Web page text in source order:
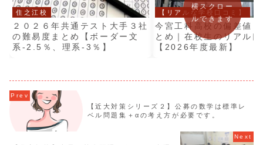
住之江校
２０２６年共通テスト大手３社
の難易度まとめ【ボーダー文
系-2.5％、理系-3％】
【リアルな学校口コミ】
今宮工科高校の偏差値
とめ｜在校生のリアル
【2026年度最新】
横スクロー
ルできます
【近大対策シリーズ２】公募の数学は標準レ
ベル問題集＋αの考え方が必要です。